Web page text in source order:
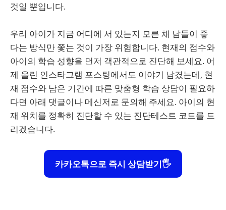
것일 뿐입니다.
우리 아이가 지금 어디에 서 있는지 모른 채 남들이 좋
다는 방식만 쫓는 것이 가장 위험합니다. 현재의 점수와
아이의 학습 성향을 먼저 객관적으로 진단해 보세요. 어
제 올린 인스타그램 포스팅에서도 이야기 남겼는데, 현
재 점수와 남은 기간에 따른 맞춤형 학습 상담이 필요하
다면 아래 댓글이나 메신저로 문의해 주세요. 아이의 현
재 위치를 정확히 진단할 수 있는 진단테스트 코드를 드
리겠습니다.
카카오톡으로 즉시 상담받기🖐️